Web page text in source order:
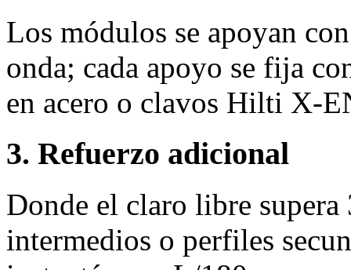
Los módulos se apoyan
onda; cada apoyo se fija
en acero o clavos Hilti
3. Refuerzo adicional
Donde el claro libre supera
intermedios o perfiles